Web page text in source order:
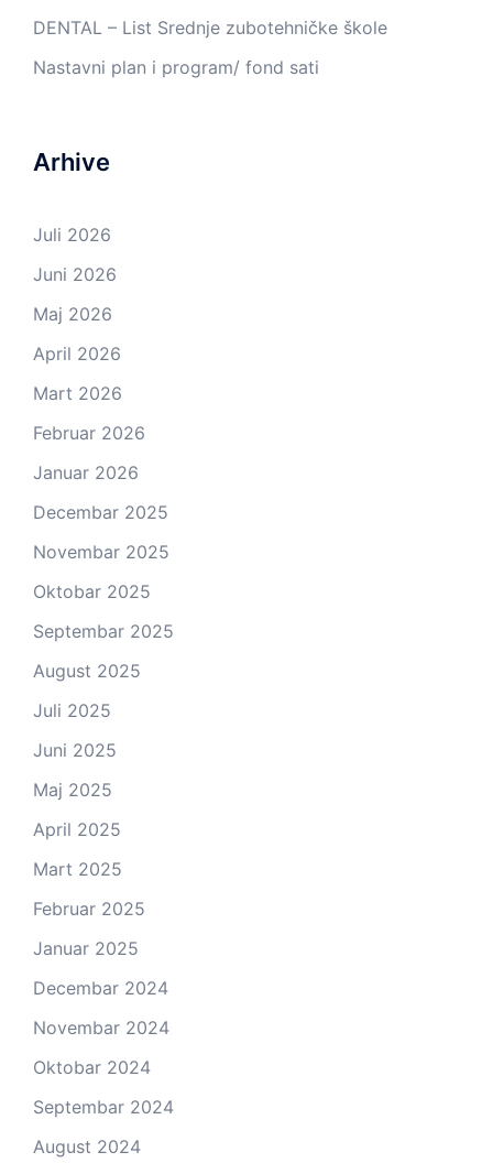
DENTAL – List Srednje zubotehničke škole
Nastavni plan i program/ fond sati
Arhive
Juli 2026
Juni 2026
Maj 2026
April 2026
Mart 2026
Februar 2026
Januar 2026
Decembar 2025
Novembar 2025
Oktobar 2025
Septembar 2025
August 2025
Juli 2025
Juni 2025
Maj 2025
April 2025
Mart 2025
Februar 2025
Januar 2025
Decembar 2024
Novembar 2024
Oktobar 2024
Septembar 2024
August 2024